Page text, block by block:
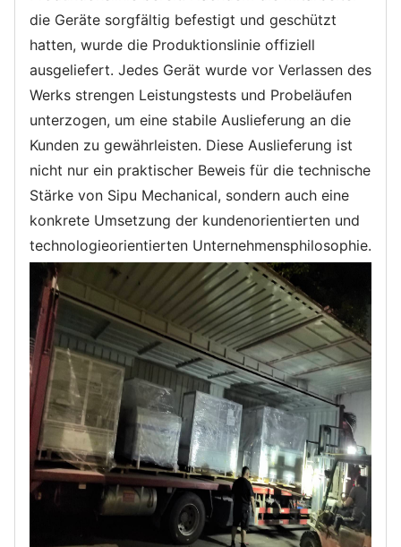
die Geräte sorgfältig befestigt und geschützt
hatten, wurde die Produktionslinie offiziell
ausgeliefert. Jedes Gerät wurde vor Verlassen des
Werks strengen Leistungstests und Probeläufen
unterzogen, um eine stabile Auslieferung an die
Kunden zu gewährleisten. Diese Auslieferung ist
nicht nur ein praktischer Beweis für die technische
Stärke von Sipu Mechanical, sondern auch eine
konkrete Umsetzung der kundenorientierten und
technologieorientierten Unternehmensphilosophie.